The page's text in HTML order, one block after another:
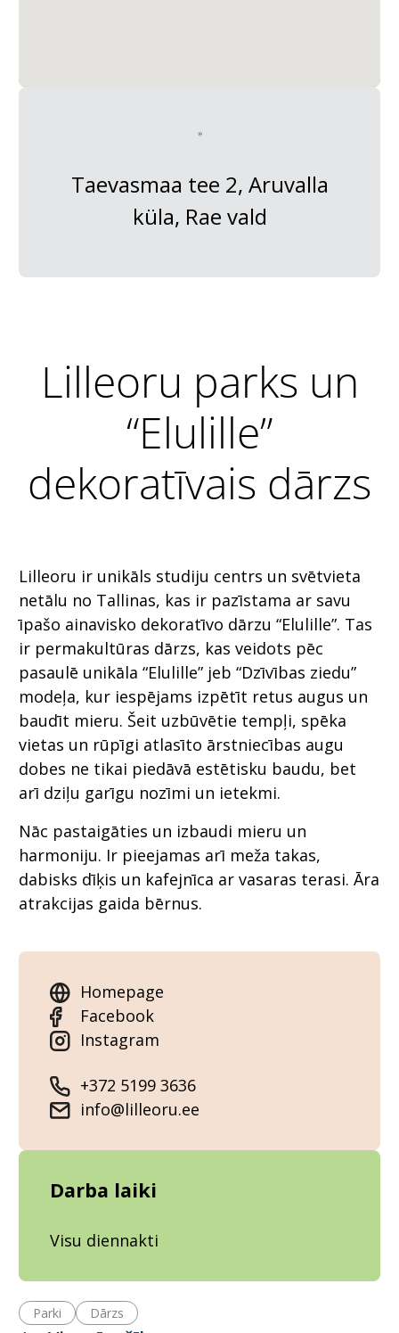
Taevasmaa tee 2, Aruvalla
küla, Rae vald
Lilleoru parks un
“Elulille”
dekoratīvais dārzs
Lilleoru ir unikāls studiju centrs un svētvieta
netālu no Tallinas, kas ir pazīstama ar savu
īpašo ainavisko dekoratīvo dārzu “Elulille”. Tas
ir permakultūras dārzs, kas veidots pēc
pasaulē unikāla “Elulille” jeb “Dzīvības ziedu”
modeļa, kur iespējams izpētīt retus augus un
baudīt mieru. Šeit uzbūvētie tempļi, spēka
vietas un rūpīgi atlasīto ārstniecības augu
dobes ne tikai piedāvā estētisku baudu, bet
arī dziļu garīgu nozīmi un ietekmi.
Nāc pastaigāties un izbaudi mieru un
harmoniju. Ir pieejamas arī meža takas,
dabisks dīķis un kafejnīca ar vasaras terasi. Āra
atrakcijas gaida bērnus.
Homepage
Facebook
Instagram
+372 5199 3636
info@lilleoru.ee
Darba laiki
Visu diennakti
Parki Dārzs